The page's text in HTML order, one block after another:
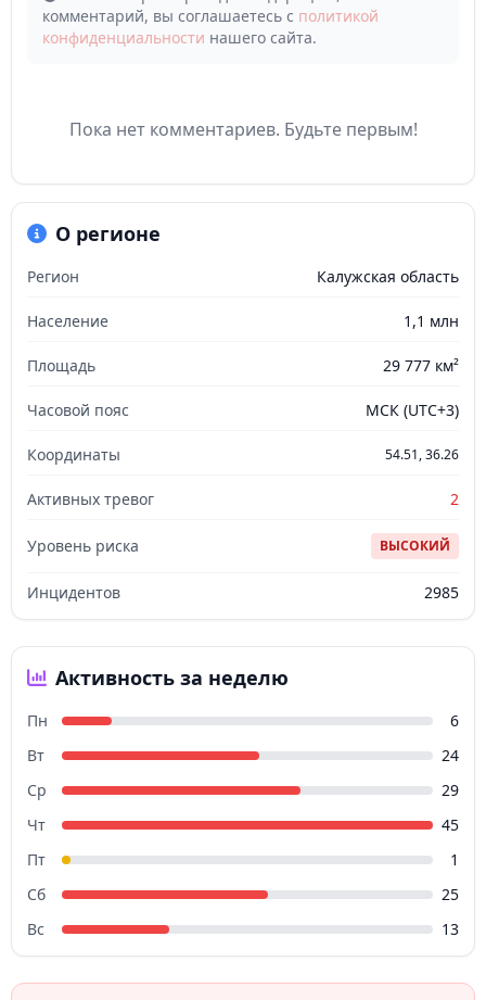
комментарий, вы соглашаетесь с политикой
конфиденциальности нашего сайта.
Пока нет комментариев. Будьте первым!
О регионе
Регион Калужская область
Население 1,1 млн
Площадь 29 777 км²
Часовой пояс МСК (UTC+3)
Координаты 54.51, 36.26
Активных тревог 2
Уровень риска ВЫСОКИЙ
Инцидентов 2985
Активность за неделю
Пн
6
Вт
24
Ср
29
Чт
45
Пт
1
Сб
25
Вс
13